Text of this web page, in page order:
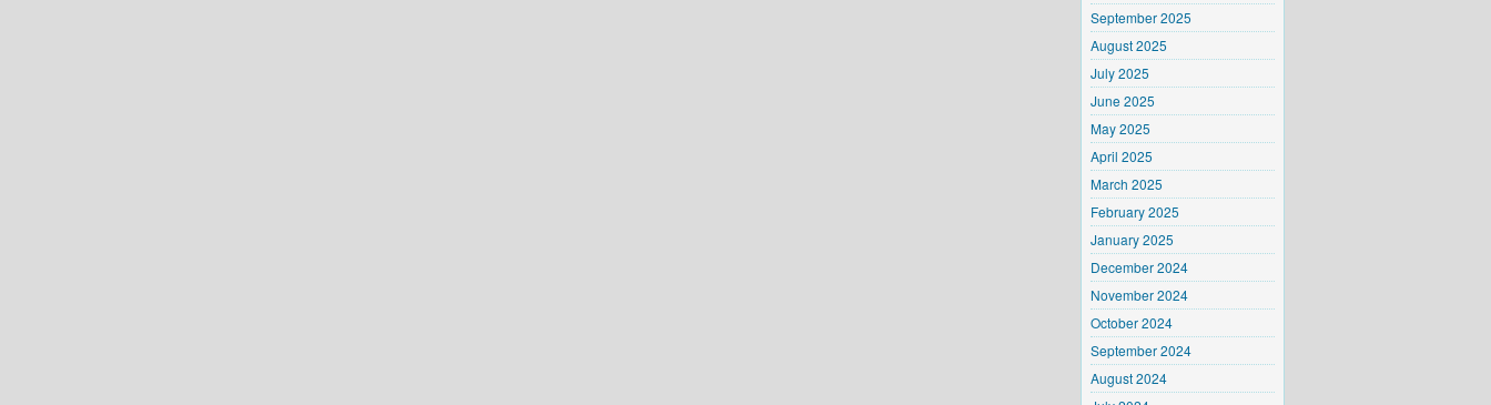
September 2025
August 2025
July 2025
June 2025
May 2025
April 2025
March 2025
February 2025
January 2025
December 2024
November 2024
October 2024
September 2024
August 2024